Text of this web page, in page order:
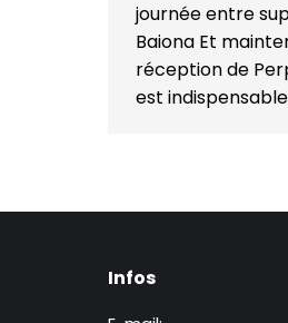
journée entre
Baiona Et
réception de
est
Infos